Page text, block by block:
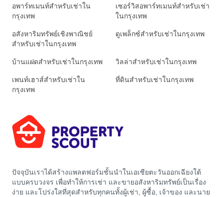
อพาร์ทเมนท์สำหรับเช่าใน
กรุงเทพ
เซอร์วิสอพาร์ทเมนท์สำหรับเช่า
ในกรุงเทพ
อสังหาริมทรัพย์เชิงพาณิชย์
สำหรับเช่าในกรุงเทพ
ดูเพล็กซ์สำหรับเช่าในกรุงเทพ
บ้านแฝดสำหรับเช่าในกรุงเทพ วิลล่าสำหรับเช่าในกรุงเทพ
เพนท์เฮาส์สำหรับเช่าใน
กรุงเทพ
ที่ดินสำหรับเช่าในกรุงเทพ
ปัจจุบันเราได้สร้างแพลตฟอร์มชั้นนำในเอเชียตะวันออกเฉียงใต้
แบบครบวงจร เพื่อทำให้การเช่า และขายอสังหาริมทรัพย์เป็นเรื่อง
ง่าย และโปร่งใสที่สุดสำหรับทุกคนทั้งผู้เช่า, ผู้ซื้อ, เจ้าของ และนาย